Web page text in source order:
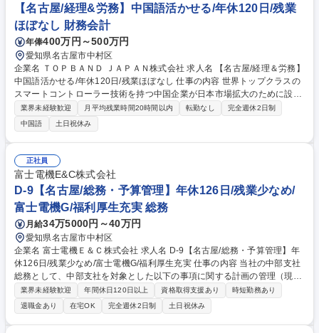
【名古屋/経理&労務】中国語活かせる/年休120日/残業
ほぼなし 財務会計
年俸400万円～500万円
愛知県名古屋市中村区
企業名 ＴＯＰＢＡＮＤ ＪＡＰＡＮ株式会社 求人名 【名古屋/経理＆労務】
中国語活かせる/年休120日/残業ほぼなし 仕事の内容 世界トップクラスの
スマートコントローラー技術を持つ中国企業が日本市場拡大のために設立
した日本法人にて、会計業務および労務管理をお任せいたします。（業務
内容変更の範囲）当社の定める業務 日本の会計基準を理解した上で、月次
報告をタイムリーに提出。中国本社との調整・連携を通じて、スムーズな
情報共有と決済業務を実現し、グローバルな経理体制を支える重要な役割
です。 【具体的な業務内容】 ■帳簿整理・記帳 ■月次処理 ■月次報告 ■入
金管理・支払い管理 ■経費・給与管理 ■10日/25日/月末支払い準備 など 募
集職種 【名古屋/経理＆労務】中国語活かせる/年休120日/残業ほぼなし
業界未経験歓迎 月平均残業時間20時間以内 転勤なし
完全週休2日制
中国語
土日祝休み
正社員
富士電機E&C株式会社
D-9【名古屋/総務・予算管理】年休126日/残業少なめ/
富士電機G/福利厚生充実 総務
月給34万5000円～40万円
愛知県名古屋市中村区
企業名 富士電機Ｅ＆Ｃ株式会社 求人名 D-9【名古屋/総務・予算管理】年
休126日/残業少なめ/富士電機G/福利厚生充実 仕事の内容 当社の中部支社
総務として、中部支社を対象とした以下の事項に関する計画の管理（現状
の検証、企画、立案、取り組みの推進）を一貫してお任せします。ご経験
や適性に応じて幅広くお任せしていく予定です。 ◆予算管理・経理業務
（※全社の財務経理部は本社にあるため、中部支社に限定）：予算管理、
予算実績報告書、売上管理、会議資料作成、統計資料作成、各種書類作成
業界未経験歓迎 年間休日120日以上 資格取得支援あり
時短勤務あり
退職金あり
在宅OK 完全週休2日制 土日祝休み